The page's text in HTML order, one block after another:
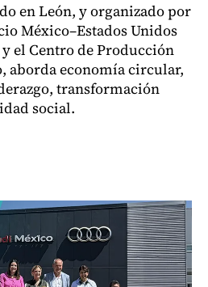
en León, y organizado por
México–Estados Unidos
el Centro de Producción
aborda economía circular,
transformación
social.